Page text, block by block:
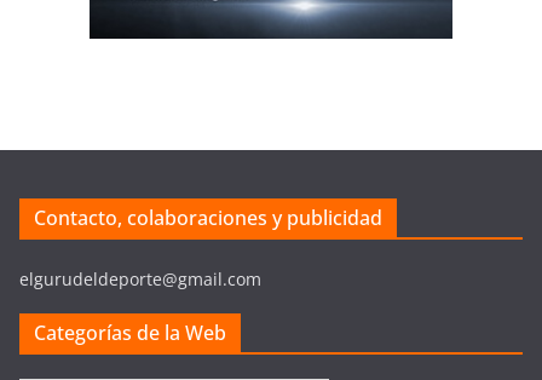
Contacto, colaboraciones y publicidad
elgurudeldeporte@gmail.com
Categorías de la Web